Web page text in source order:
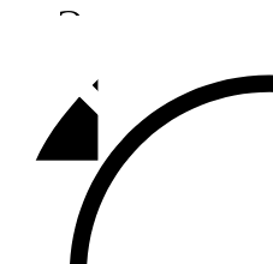
Әлмәт
92,9 FM
Базарлы матак
107,1 FM
Балык бистәсе